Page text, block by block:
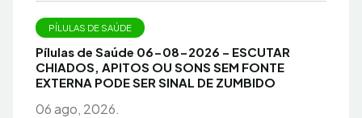
PÍLULAS DE SAÚDE
Pílulas de Saúde 06-08-2026 – ESCUTAR
CHIADOS, APITOS OU SONS SEM FONTE
EXTERNA PODE SER SINAL DE ZUMBIDO
06 ago, 2026.